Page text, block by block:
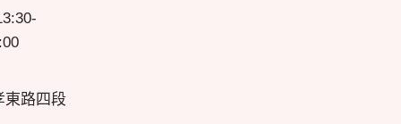
東路四段